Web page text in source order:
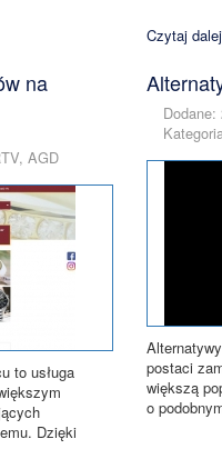
Czytaj dalej
na
AGD
to usługa
Dzięki
Dodane:
postaci
większą
o